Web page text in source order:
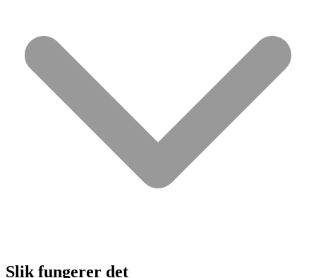
Slik fungerer det